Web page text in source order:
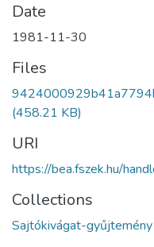
Date
1981-11-30
Files
(458.21 KB)
URI
https://bea.fszek.hu/
Collections
Sajtókivágat-gyűjtemény